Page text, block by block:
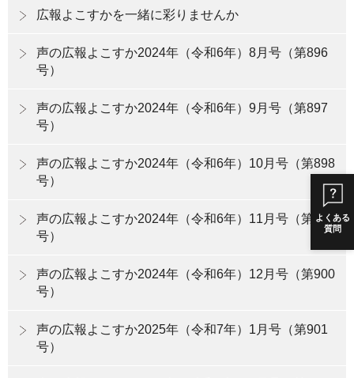
よくある
質問
広報よこすかを一緒に彩りませんか
声の広報よこすか2024年（令和6年）8月号（第896
号）
声の広報よこすか2024年（令和6年）9月号（第897
号）
声の広報よこすか2024年（令和6年）10月号（第898
号）
声の広報よこすか2024年（令和6年）11月号（第899
号）
声の広報よこすか2024年（令和6年）12月号（第900
号）
声の広報よこすか2025年（令和7年）1月号（第901
号）